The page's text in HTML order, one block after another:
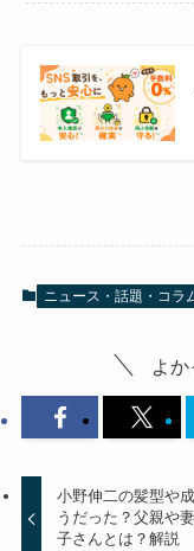
ニュース・話題・コラ
よか
小野伸二の髪型や
うだった？父親や
子さんとは？解説